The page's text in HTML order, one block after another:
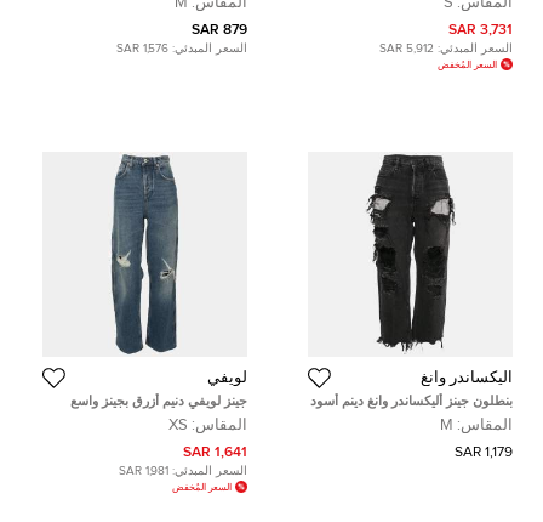
سمول
3,731 SAR
السعر المبدئي: 5,912 SAR
السعر المُخفض
879 SAR
السعر المبدئي: 1,576 SAR
اليكساندر وانغ
بنطلون جينز أليكساندر وانغ دينم أسود
ممزق ريفال وسط 30 بوصة ميديم
المقاس: M
1,179 SAR
لويفي
جينز لويفي دنيم أزرق بجينز واسع
الساق وممزق بتصميم صغير
المقاس: XS
1,641 SAR
السعر المبدئي: 1,981 SAR
السعر المُخفض